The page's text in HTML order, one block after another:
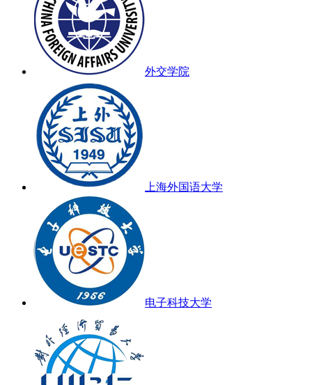
外交学院
上海外国语大学
电子科技大学